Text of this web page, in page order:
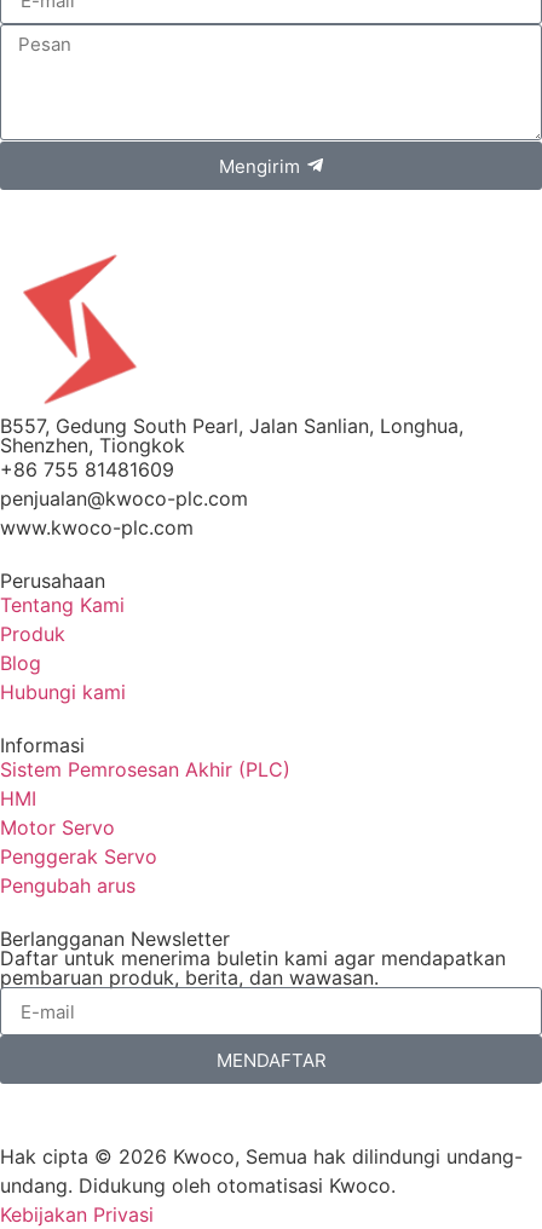
Mengirim
B557, Gedung South Pearl, Jalan Sanlian, Longhua,
Shenzhen, Tiongkok
+86 755 81481609
penjualan@kwoco-plc.com
www.kwoco-plc.com
Perusahaan
Tentang Kami
Produk
Blog
Hubungi kami
Informasi
Sistem Pemrosesan Akhir (PLC)
HMI
Motor Servo
Penggerak Servo
Pengubah arus
Berlangganan Newsletter
Daftar untuk menerima buletin kami agar mendapatkan
pembaruan produk, berita, dan wawasan.
MENDAFTAR
Hak cipta © 2026 Kwoco, Semua hak dilindungi undang-
undang. Didukung oleh otomatisasi Kwoco.
Kebijakan Privasi